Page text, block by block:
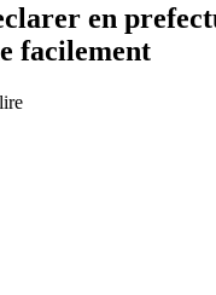
en
facilement